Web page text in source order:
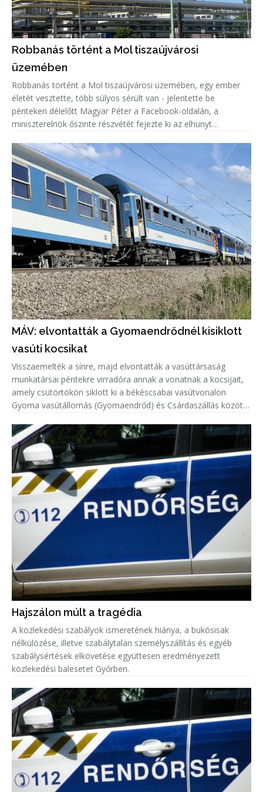
Robbanás történt a Mol tiszaújvárosi
üzemében
Robbanás történt a Mol tiszaújvárosi üzemében, egy ember
életét vesztette, több súlyos sérült van - jelentette be
pénteken délelőtt Magyar Péter a Facebook-oldalán, a
miniszterelnök őszinte részvétét fejezte ki az elhunyt
MÁV: elvontatták a Gyomaendrődnél kisiklott
vasúti kocsikat
Visszaemelték a sínre, majd elvontatták a vasúttársaság
munkatársai péntekre virradóra annak a vonatnak a kocsijait,
amely csütörtökön siklott ki a békéscsabai vasútvonalon
Gyoma vasútállomás (Gyomaendrőd) és Csárdaszállás között -
t.
Hajszálon múlt a tragédia
A közlekedési szabályok ismeretének hiánya, a bukósisak
nélkülözése, illetve szabálytalan személyszállítás és egyéb
szabálysértések elkövetése együttesen eredményezett
közlekedési balesetet Győrben.